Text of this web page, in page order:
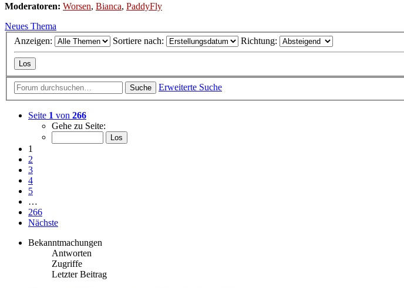
Moderatoren: Worsen, Bianca, PaddyFly
Neues Thema
Anzeigen:
Sortiere nach: Richtung:
Suche Erweiterte Suche
Seite 1 von 266
Gehe zu Seite:
1
2
3
4
5
…
266
Nächste
Bekanntmachungen
Antworten
Zugriffe
Letzter Beitrag